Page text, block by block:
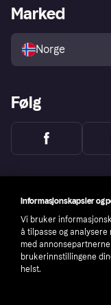
Utforsk butikker
Merchant portal
Marked
Norge
Følg
Informasjonskapsler og
Vi bruker
å tilpasse og
med
brukerinnstillingene
helst.